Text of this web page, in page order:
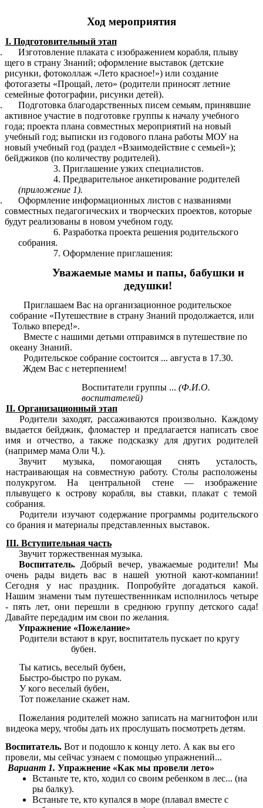
Ход мероприятия
I. Подготовительный этап
Изготовление плаката с изображением корабля, плыву
щего в страну Знаний; оформление выставок (детские
рисунки, фотоколлаж «Лето красное!») или создание
фотогазеты «Прощай, лето» (родители приносят летние
семейные фотографии, рисунки детей).
Подготовка благодарственных писем семьям, принявшие
активное участие в подготовке группы к началу учебного
года; проекта плана совместных мероприятий на новый
учебный год; выписки из годового плана работы МОУ на
новый учебный год (раздел «Взаимодействие с семьей»);
бейджиков (по количеству родителей).
Приглашение узких специалистов.
Предварительное анкетирование родителей
(приложение 1).
Оформление информационных листов с названиями
совместных педагогических и творческих проектов, которые
будут реализованы в новом учебном году.
Разработка проекта решения родительского
собрания.
Оформление приглашения:
Уважаемые мамы и папы, бабушки и
дедушки!
Приглашаем Вас на организационное родительское
собрание «Путешествие в страну Знаний продолжается, или
Только вперед!».
Вместе с нашими детьми отправимся в путешествие по
океану Знаний.
Родительское собрание состоится ... августа в 17.30.
Ждем Вас с нетерпением!
Воспитатели группы ...(Ф.И.О.
воспитателей)
II. Организационный этап
Родители заходят, рассаживаются произвольно. Каждому
выдается бейджик, фломастер и предлагается написать свое
имя и отчество, а также подсказку для других родителей
(например мама Оли Ч.).
Звучит музыка, помогающая снять усталость,
настраивающая на совместную работу. Столы расположены
полукругом. На центральной стене — изображение
плывущего к острову корабля, вы ставки, плакат с темой
собрания.
Родители изучают содержание программы родительского
со брания и материалы представленных выставок.
III. Вступительная часть
Звучит торжественная музыка.
Воспитатель.Добрый вечер, уважаемые родители! Мы
очень рады видеть вас в нашей уютной кают-компании!
Сегодня у нас праздник. Попробуйте догадаться какой.
Нашим знамени тым путешественникам исполнилось четыре
- пять лет, они перешли в среднюю группу детского сада!
Давайте передадим им свои по желания.
Упражнение «Пожелание»
Родители встают в круг, воспитатель пускает по кругу
бубен.
Ты катись, веселый бубен,
Быстро-быстро по рукам.
У кого веселый бубен,
Тот пожелание скажет нам.
Пожелания родителей можно записать на магнитофон или
видеока меру, чтобы дать их прослушать посмотреть детям.
Воспитатель. Вот и подошло к концу лето. А как вы его
провели, мы сейчас узнаем с помощью упражнений...
Вариант 1.Упражнение «Как мы провели лето»
Встаньте те, кто, ходил со своим ребенком в лес... (на
ры балку).
Встаньте те, кто купался в море (плавал вместе с